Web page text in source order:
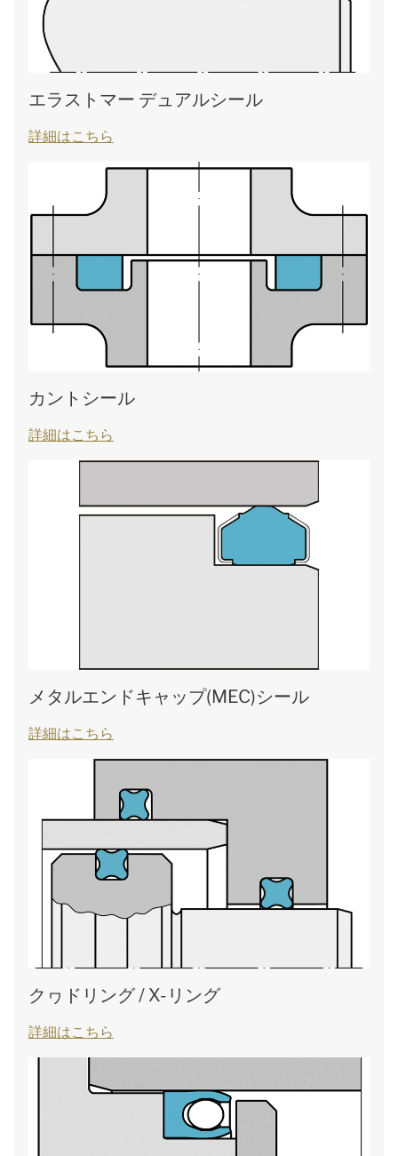
エラストマー デュアルシール
詳細はこちら
カントシール
詳細はこちら
メタルエンドキャップ(MEC)シール
詳細はこちら
クヮドリング / X-リング
詳細はこちら